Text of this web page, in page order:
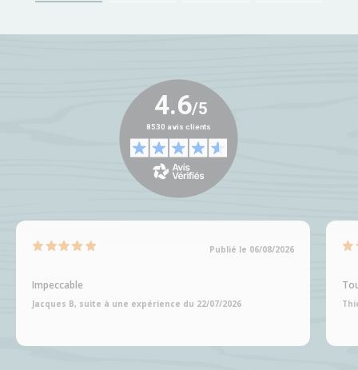
Publié le 06/08/2026
Impeccable
Jacques B, suite à une expérience du 22/07/2026